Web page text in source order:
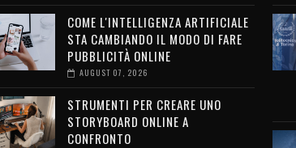
COME L'INTELLIGENZA ARTIFICIALE
STA CAMBIANDO IL MODO DI FARE
PUBBLICITÀ ONLINE
AUGUST 07, 2026
STRUMENTI PER CREARE UNO
STORYBOARD ONLINE A
CONFRONTO